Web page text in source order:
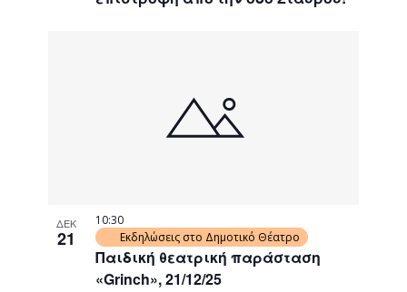
ΔΕΚ
21
Παιδική θεατρική παράσταση
«Grinch», 21/12/25
10:30
Εκδηλώσεις στο Δημοτικό Θέατρο